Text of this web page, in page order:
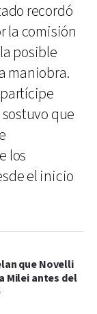
recordó
la comisión
posible
maniobra.
que
los
el inicio
que Novelli
Milei antes del